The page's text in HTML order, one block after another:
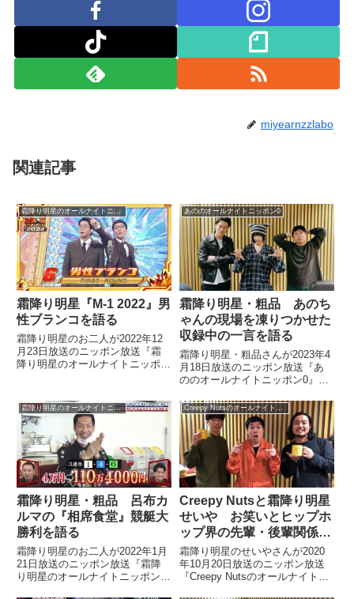
miyearnzzlabo
関連記事
霜降り明星のオールナイトニッポン
霜降り明星『M-1 2022』男
性ブランコを語る
霜降り明星のお二人が2022年12
月23日放送のニッポン放送『霜
降り明星のオールナイトニッポ
いて話していました。
あののオールナイトニッポン0
霜降り明星・粗品 あのち
ゃんの現場を凍りつかせた
収録中の一言を語る
霜降り明星・粗品さんが2023年4
月18日放送のニッポン放送『あ
ののオールナイトニッポン0』の
んが放った一言で現場が凍りつい
た話をしていました。
霜降り明星のオールナイトニッポン
霜降り明星・粗品 呂布カ
ルマの『相席食堂』競艇大
勝利を語る
霜降り明星のお二人が2022年1月
21日放送のニッポン放送『霜降
り明星のオールナイトニッポン』
Creepy Nutsのオールナイトニッポン0
Creepy Nutsと霜降り明星
せいや お笑いとヒップホ
ップ界の先輩・後輩関係を
語る
霜降り明星のせいやさんが2020
年10月20日放送のニッポン放送
『Creepy Nutsのオールナイトニ